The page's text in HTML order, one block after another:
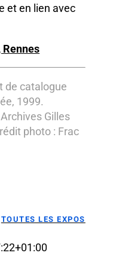
et en lien avec
Rennes
de catalogue
1999.
Gilles
photo : Frac
TOUTES LES EXPOS